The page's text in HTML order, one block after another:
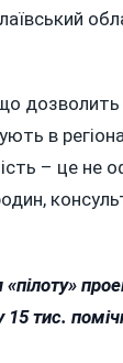
в
– це не
тис.